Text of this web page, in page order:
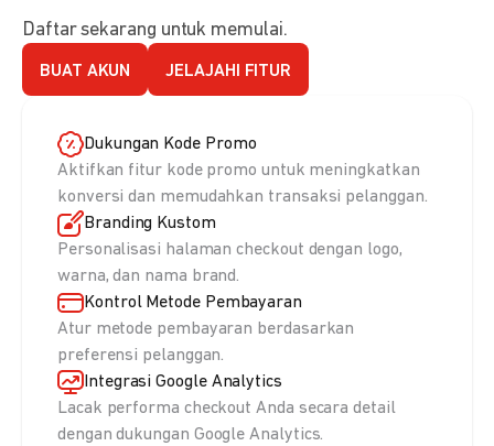
Daftar sekarang untuk memulai.
BUAT AKUN JELAJAHI FITUR
Dukungan Kode Promo
Aktifkan fitur kode promo untuk meningkatkan
konversi dan memudahkan transaksi pelanggan.
Branding Kustom
Personalisasi halaman checkout dengan logo,
warna, dan nama brand.
Kontrol Metode Pembayaran
Atur metode pembayaran berdasarkan
preferensi pelanggan.
Integrasi Google Analytics
Lacak performa checkout Anda secara detail
dengan dukungan Google Analytics.